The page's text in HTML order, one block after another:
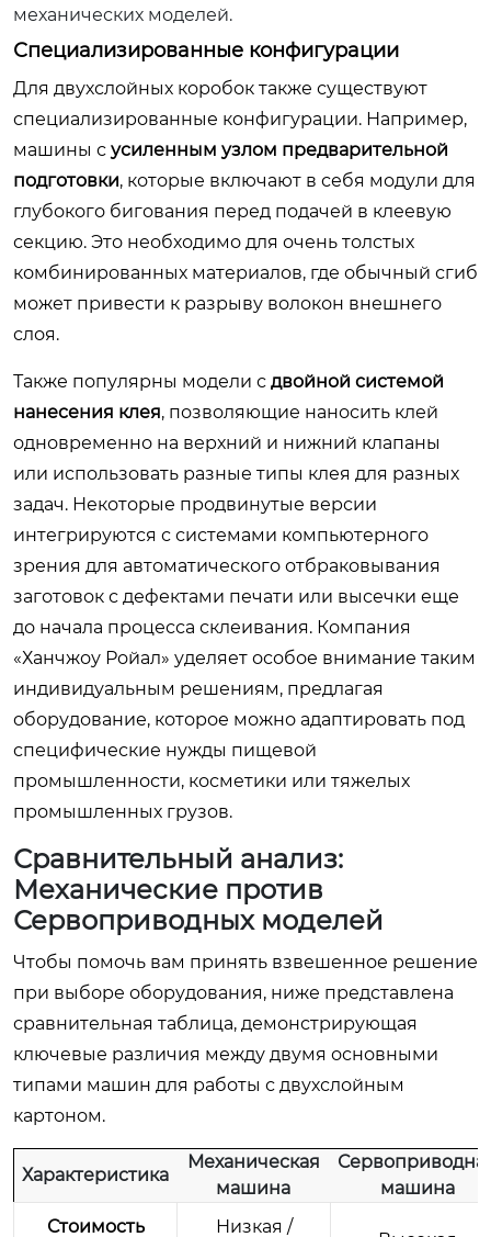
механических моделей.
Специализированные конфигурации
Для двухслойных коробок также существуют
специализированные конфигурации. Например,
машины с усиленным узлом предварительной
подготовки, которые включают в себя модули для
глубокого бигования перед подачей в клеевую
секцию. Это необходимо для очень толстых
комбинированных материалов, где обычный сгиб
может привести к разрыву волокон внешнего
слоя.
Также популярны модели с двойной системой
нанесения клея, позволяющие наносить клей
одновременно на верхний и нижний клапаны
или использовать разные типы клея для разных
задач. Некоторые продвинутые версии
интегрируются с системами компьютерного
зрения для автоматического отбраковывания
заготовок с дефектами печати или высечки еще
до начала процесса склеивания. Компания
«Ханчжоу Ройал» уделяет особое внимание таким
индивидуальным решениям, предлагая
оборудование, которое можно адаптировать под
специфические нужды пищевой
промышленности, косметики или тяжелых
промышленных грузов.
Сравнительный анализ:
Механические против
Сервоприводных моделей
Чтобы помочь вам принять взвешенное решение
при выборе оборудования, ниже представлена
сравнительная таблица, демонстрирующая
ключевые различия между двумя основными
типами машин для работы с двухслойным
картоном.
Характеристика
Механическая
машина
машина
Стоимость
Низкая /